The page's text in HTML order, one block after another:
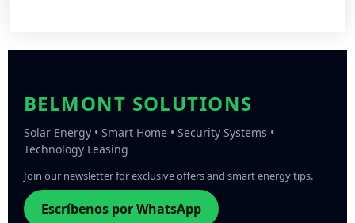
BELMONT SOLUTIONS
Solar Energy • Smart Home • Security Systems •
Technology Leasing
Join our newsletter for exclusive offers and smart energy tips.
Escríbenos por WhatsApp